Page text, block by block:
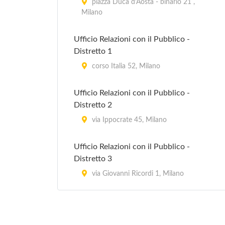
piazza Duca d'Aosta - binario 21 ,
Milano
Ufficio Relazioni con il Pubblico -
Distretto 1
corso Italia 52, Milano
Ufficio Relazioni con il Pubblico -
Distretto 2
via Ippocrate 45, Milano
Ufficio Relazioni con il Pubblico -
Distretto 3
via Giovanni Ricordi 1, Milano